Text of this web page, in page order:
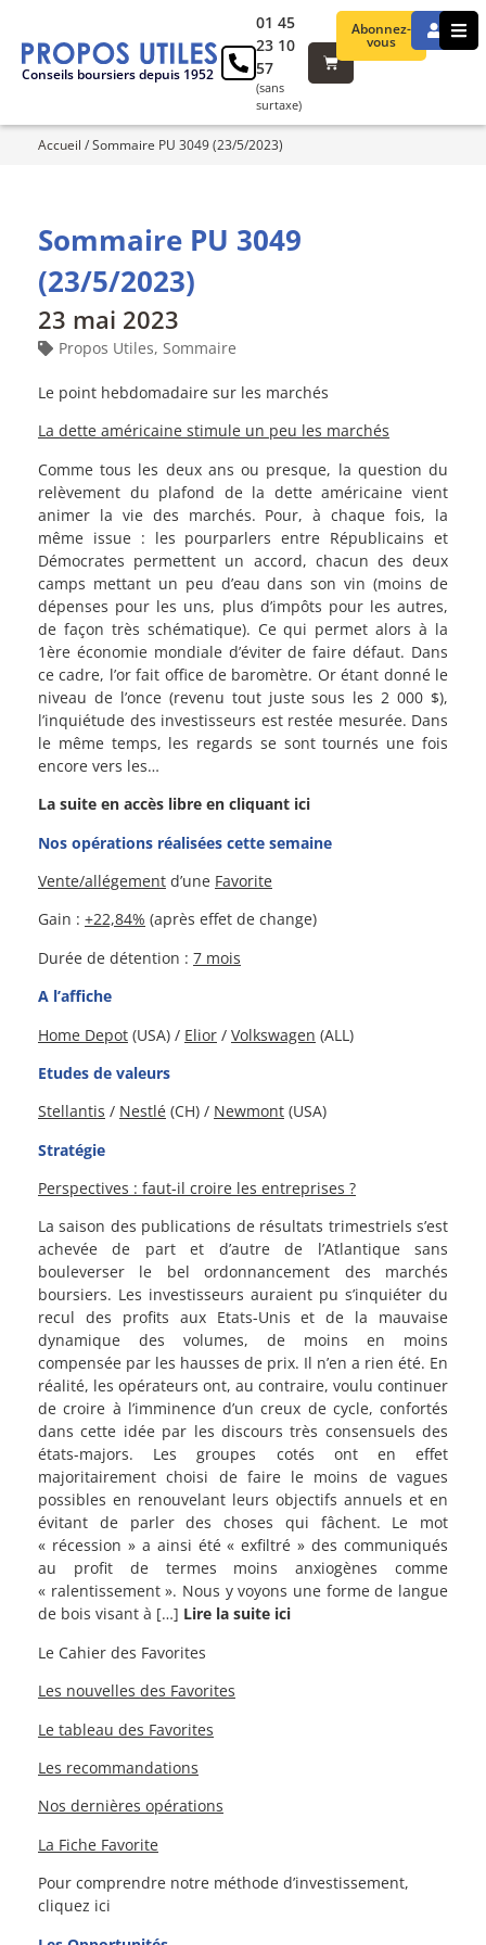
Conseils boursiers depuis 1952
Abonnez-
vous
01 45
23 10
57
(sans
surtaxe)
Accueil /Sommaire PU 3049 (23/5/2023)
Sommaire PU 3049
(23/5/2023)
23 mai 2023
Propos Utiles, Sommaire
Le point hebdomadaire sur les marchés
La dette américaine stimule un peu les marchés
Comme tous les deux ans ou presque, la question du
relèvement du plafond de la dette américaine vient
animer la vie des marchés. Pour, à chaque fois, la
même issue : les pourparlers entre Républicains et
Démocrates permettent un accord, chacun des deux
camps mettant un peu d’eau dans son vin (moins de
dépenses pour les uns, plus d’impôts pour les autres,
de façon très schématique). Ce qui permet alors à la
1ère économie mondiale d’éviter de faire défaut. Dans
ce cadre, l’or fait office de baromètre. Or étant donné le
niveau de l’once (revenu tout juste sous les 2 000 $),
l’inquiétude des investisseurs est restée mesurée. Dans
le même temps, les regards se sont tournés une fois
encore vers les…
La suite en accès libre en cliquant ici
Nos opérations réalisées cette semaine
Vente/allégement d’une Favorite
Gain : +22,84% (après effet de change)
Durée de détention : 7 mois
A l’affiche
Home Depot (USA) / Elior / Volkswagen (ALL)
Etudes de valeurs
Stellantis / Nestlé (CH) / Newmont (USA)
Stratégie
Perspectives : faut-il croire les entreprises ?
La saison des publications de résultats trimestriels s’est
achevée de part et d’autre de l’Atlantique sans
bouleverser le bel ordonnancement des marchés
boursiers. Les investisseurs auraient pu s’inquiéter du
recul des profits aux Etats-Unis et de la mauvaise
dynamique des volumes, de moins en moins
compensée par les hausses de prix. Il n’en a rien été. En
réalité, les opérateurs ont, au contraire, voulu continuer
de croire à l’imminence d’un creux de cycle, confortés
dans cette idée par les discours très consensuels des
états-majors. Les groupes cotés ont en effet
majoritairement choisi de faire le moins de vagues
possibles en renouvelant leurs objectifs annuels et en
évitant de parler des choses qui fâchent. Le mot
« récession » a ainsi été « exfiltré » des communiqués
au profit de termes moins anxiogènes comme
« ralentissement ». Nous y voyons une forme de langue
de bois visant à […] Lire la suite ici
Le Cahier des Favorites
Les nouvelles des Favorites
Le tableau des Favorites
Les recommandations
Nos dernières opérations
La Fiche Favorite
Pour comprendre notre méthode d’investissement,
cliquez ici